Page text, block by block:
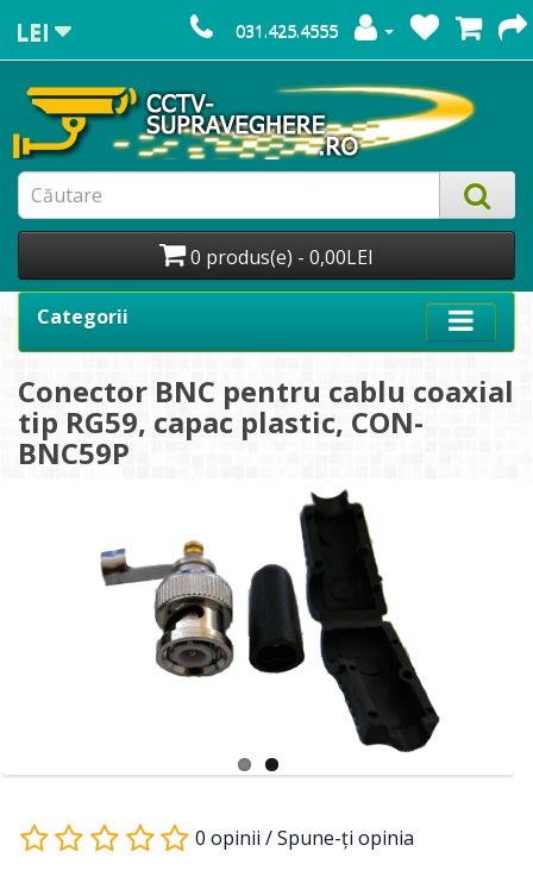
LEI 031.425.4555
0 produs(e) - 0,00LEI
Categorii
Conector BNC pentru cablu coaxial
tip RG59, capac plastic, CON-
BNC59P
0 opinii /Spune-ţi opinia